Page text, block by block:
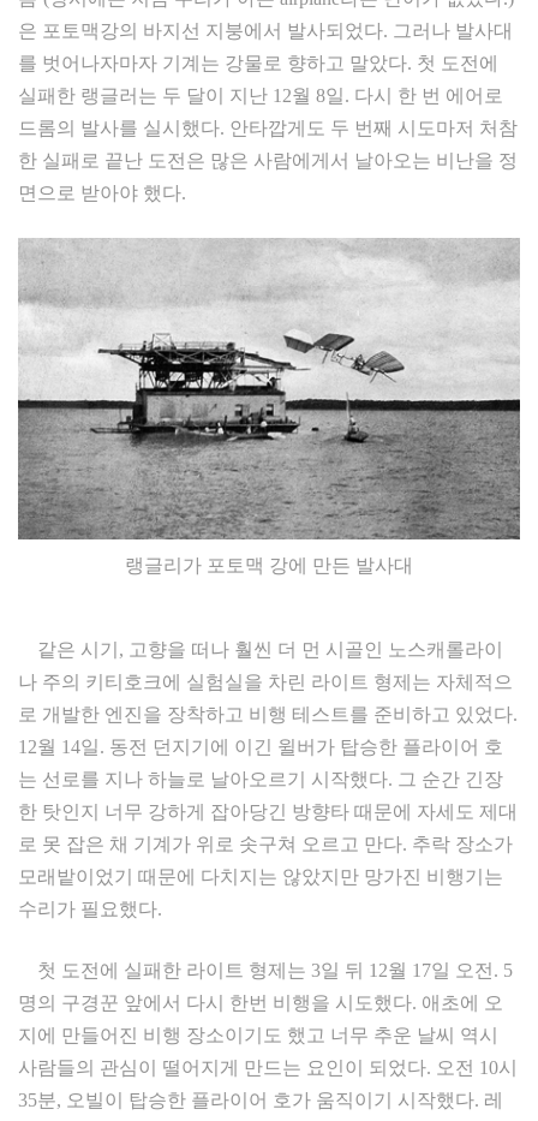
은 포토맥강의 바지선 지붕에서 발사되었다. 그러나 발사대
를 벗어나자마자 기계는 강물로 향하고 말았다. 첫 도전에
실패한 랭글러는 두 달이 지난 12월 8일. 다시 한 번 에어로
드롬의 발사를 실시했다. 안타깝게도 두 번째 시도마저 처참
한 실패로 끝난 도전은 많은 사람에게서 날아오는 비난을 정
면으로 받아야 했다.
랭글리가 포토맥 강에 만든 발사대
같은 시기, 고향을 떠나 훨씬 더 먼 시골인 노스캐롤라이
나 주의 키티호크에 실험실을 차린 라이트 형제는 자체적으
로 개발한 엔진을 장착하고 비행 테스트를 준비하고 있었다.
12월 14일. 동전 던지기에 이긴 윌버가 탑승한 플라이어 호
는 선로를 지나 하늘로 날아오르기 시작했다. 그 순간 긴장
한 탓인지 너무 강하게 잡아당긴 방향타 때문에 자세도 제대
로 못 잡은 채 기계가 위로 솟구쳐 오르고 만다. 추락 장소가
모래밭이었기 때문에 다치지는 않았지만 망가진 비행기는
수리가 필요했다.
첫 도전에 실패한 라이트 형제는 3일 뒤 12월 17일 오전. 5
명의 구경꾼 앞에서 다시 한번 비행을 시도했다. 애초에 오
지에 만들어진 비행 장소이기도 했고 너무 추운 날씨 역시
사람들의 관심이 떨어지게 만드는 요인이 되었다. 오전 10시
35분, 오빌이 탑승한 플라이어 호가 움직이기 시작했다. 레